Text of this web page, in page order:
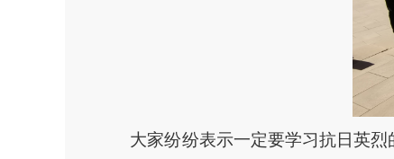
大家纷纷表示一定要学习抗日英